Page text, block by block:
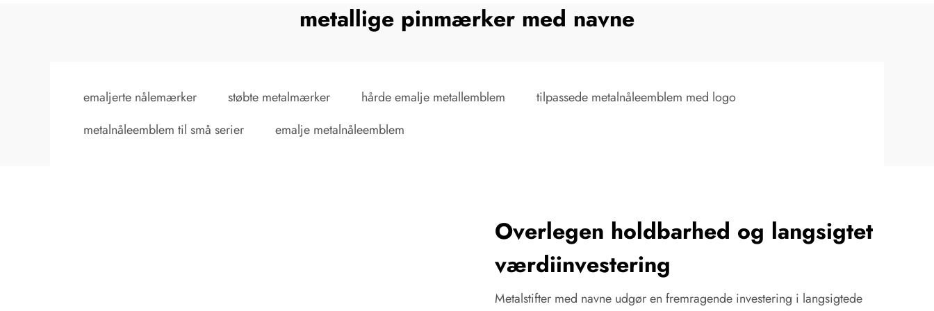
metallige pinmærker med navne
emaljerte nålemærker støbte metalmærker hårde emalje metallemblem
tilpassede metalnåleemblem med logo
metalnåleemblem til små serier
emalje metalnåleemblem
Overlegen holdbarhed og langsigtet
værdiinvestering
Metalstifter med navne udgør en fremragende investering i langsigtede